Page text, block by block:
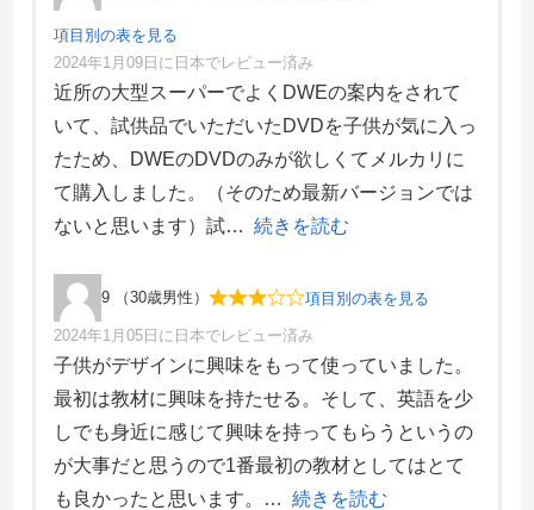
項目別の表を見る
項目別評価
価格・料金
3
学習効果
1
サポート体制
3
デザイン性
2
2024年1月09日に日本でレビュー済み
近所の大型スーパーでよくDWEの案内をされて
いて、試供品でいただいたDVDを子供が気に入っ
たため、DWEのDVDのみが欲しくてメルカリに
て購入しました。（そのため最新バージョンでは
ないと思います）試
続きを読む
9 （30歳男性） 項目別の表を見る
項目別評価
価格・料金
3
学習効果
2
サポート体制
4
デザイン性
3
2024年1月05日に日本でレビュー済み
子供がデザインに興味をもって使っていました。
最初は教材に興味を持たせる。そして、英語を少
しでも身近に感じて興味を持ってもらうというの
が大事だと思うので1番最初の教材としてはとて
も良かったと思います。
続きを読む